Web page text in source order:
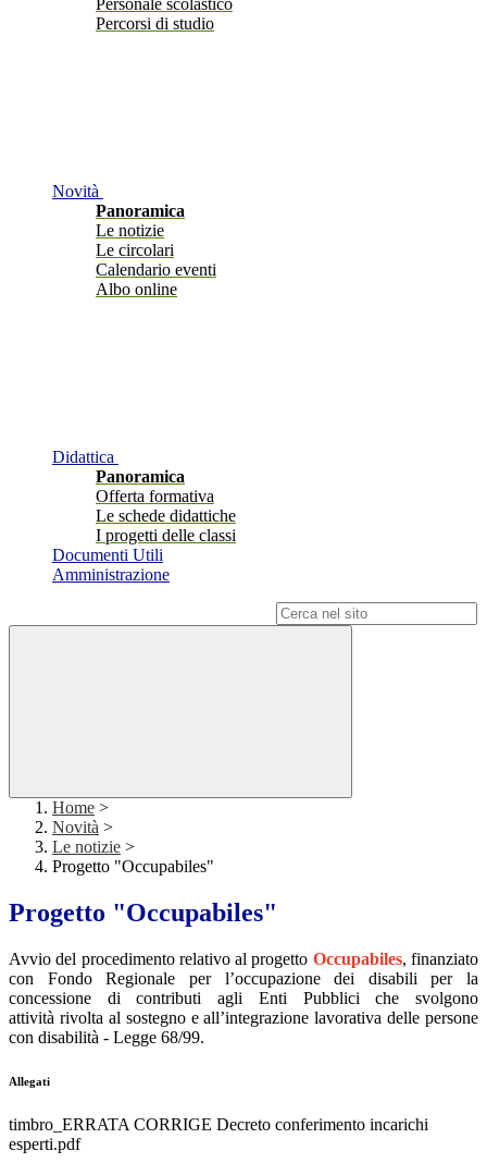
Personale scolastico
Percorsi di studio
Novità
Panoramica
Le notizie
Le circolari
Calendario eventi
Albo online
Didattica
Panoramica
Offerta formativa
Le schede didattiche
I progetti delle classi
Documenti Utili
Amministrazione
Home >
Novità >
Le notizie >
Progetto "Occupabiles"
Progetto "Occupabiles"
Avvio del procedimento relativo al progetto Occupabiles, finanziato
con Fondo Regionale per l’occupazione dei disabili per la
concessione di contributi agli Enti Pubblici che svolgono
attività rivolta al sostegno e all’integrazione lavorativa delle persone
con disabilità - Legge 68/99.
Allegati
timbro_ERRATA CORRIGE Decreto conferimento incarichi
esperti.pdf